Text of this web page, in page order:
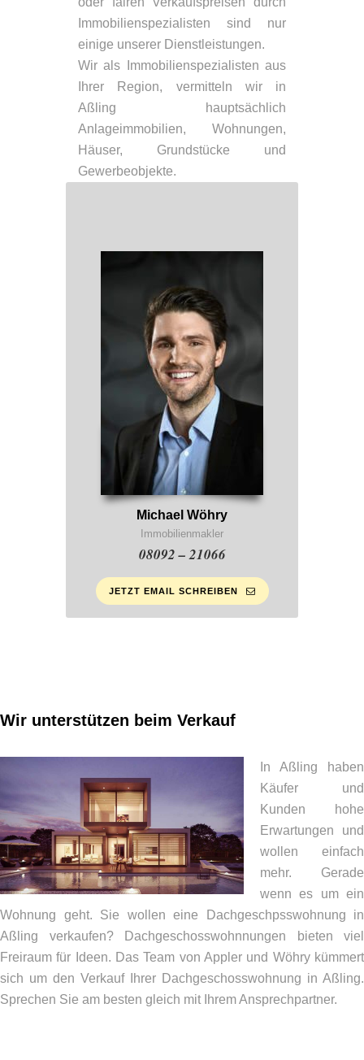
Immobilienspezialisten sind nur
einige unserer Dienstleistungen.
Wir als Immobilienspezialisten aus
Ihrer Region, vermitteln wir in
Aßling hauptsächlich
Anlageimmobilien, Wohnungen,
Häuser, Grundstücke und
Gewerbeobjekte.
Michael Wöhry
Immobilienmakler
08092 – 21066
JETZT EMAIL SCHREIBEN
Wir unterstützen beim Verkauf
In Aßling haben
Käufer und
Kunden hohe
Erwartungen und
wollen einfach
mehr. Gerade
wenn es um ein
Wohnung geht. Sie wollen eine Dachgeschpsswohnung in
Aßling verkaufen? Dachgeschosswohnnungen bieten viel
Freiraum für Ideen. Das Team von Appler und Wöhry kümmert
sich um den Verkauf Ihrer Dachgeschosswohnung in Aßling.
Sprechen Sie am besten gleich mit Ihrem Ansprechpartner.